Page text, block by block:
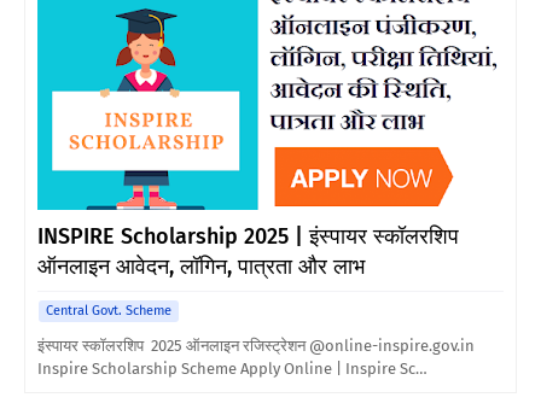
INSPIRE Scholarship 2025 | इंस्पायर स्कॉलरशिप
ऑनलाइन आवेदन, लॉगिन, पात्रता और लाभ
Central Govt. Scheme
इंस्पायर स्कॉलरशिप 2025 ऑनलाइन रजिस्ट्रेशन @online-inspire.gov.in
Inspire Scholarship Scheme Apply Online | Inspire Sc…